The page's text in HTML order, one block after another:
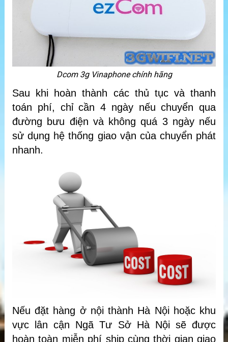
Dcom 3g Vinaphone chính hãng
Sau khi hoàn thành các thủ tục và thanh
toán phí, chỉ cần 4 ngày nếu chuyển qua
đường bưu điện và không quá 3 ngày nếu
sử dụng hệ thống giao vận của chuyển phát
nhanh.
Nếu đặt hàng ở nội thành Hà Nội hoặc khu
vực lân cận Ngã Tư Sở Hà Nội sẽ được
hoàn toàn miễn phí ship cùng thời gian giao